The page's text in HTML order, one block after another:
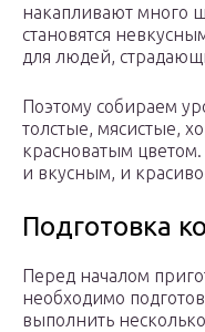
накапливают много
становятся
для людей,
Поэтому собираем
толстые, мясистые,
красноватым
и вкусным, и
Подготовка
Перед началом
необходимо
выполнить